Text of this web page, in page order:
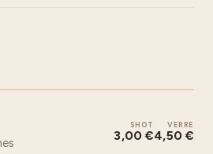
SHOT
3,00 €
VERRE
4,50 €